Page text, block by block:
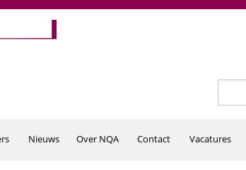
Nieuws Over NQA Contact Vacatures